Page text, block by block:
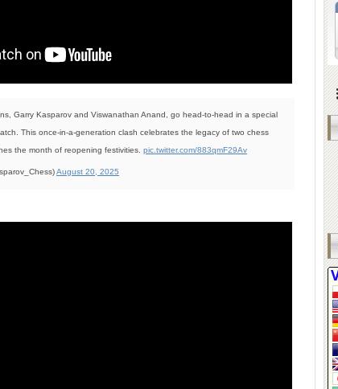
Garry Kasparov and Viswanathan Anand, go head-to-head in a special
This once-in-a-generation clash celebrates the legacy of two chess
the month of reopening festivities. pic.twitter.com/883qmF29Av
August 20, 2025